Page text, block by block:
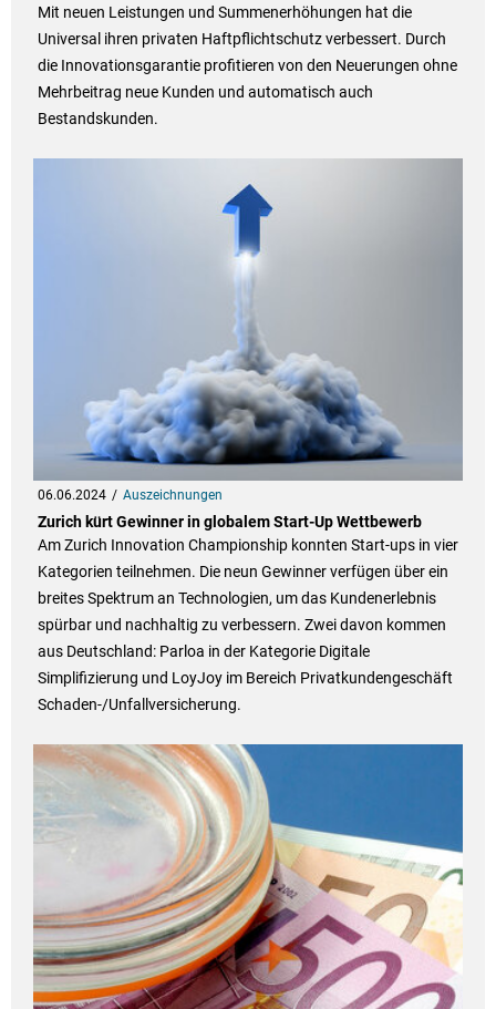
Mit neuen Leistungen und Summenerhöhungen hat die
Universal ihren privaten Haftpflichtschutz verbessert. Durch
die Innovationsgarantie profitieren von den Neuerungen ohne
Mehrbeitrag neue Kunden und automatisch auch
Bestandskunden.
06.06.2024 Auszeichnungen
Zurich kürt Gewinner in globalem Start-Up Wettbewerb
Am Zurich Innovation Championship konnten Start-ups in vier
Kategorien teilnehmen. Die neun Gewinner verfügen über ein
breites Spektrum an Technologien, um das Kundenerlebnis
spürbar und nachhaltig zu verbessern. Zwei davon kommen
aus Deutschland: Parloa in der Kategorie Digitale
Simplifizierung und LoyJoy im Bereich Privatkundengeschäft
Schaden-/Unfallversicherung.